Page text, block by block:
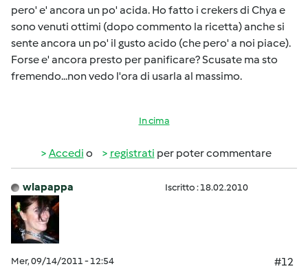
pero' e' ancora un po' acida. Ho fatto i crekers di Chya e
sono venuti ottimi (dopo commento la ricetta) anche si
sente ancora un po' il gusto acido (che pero' a noi piace).
Forse e' ancora presto per panificare? Scusate ma sto
fremendo...non vedo l'ora di usarla al massimo.
In cima
Accedi o registrati per poter commentare
wlapappa Iscritto : 18.02.2010
Mer, 09/14/2011 - 12:54
#12